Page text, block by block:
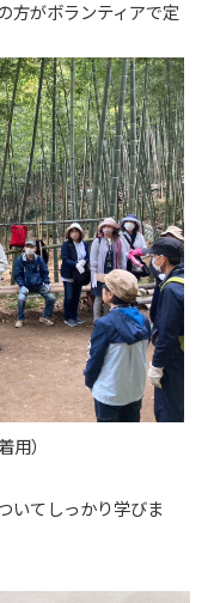
方がボランティアで定
用）
いてしっかり学びま